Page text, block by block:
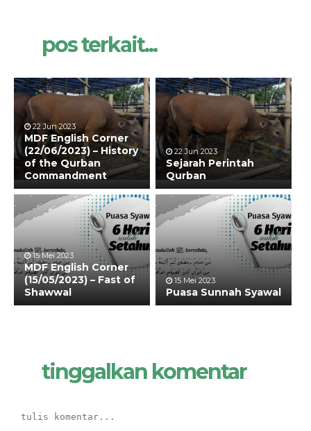
pos terkait...
22 Jun 2023
MDF English Corner
(22/06/2023) – History
of the Qurban
Commandment
22 Jun 2023
Sejarah Perintah
Qurban
15 Mei 2023
MDF English Corner
(15/05/2023) – Fast of
Shawwal
15 Mei 2023
Puasa Sunnah Syawal
tinggalkan komentar